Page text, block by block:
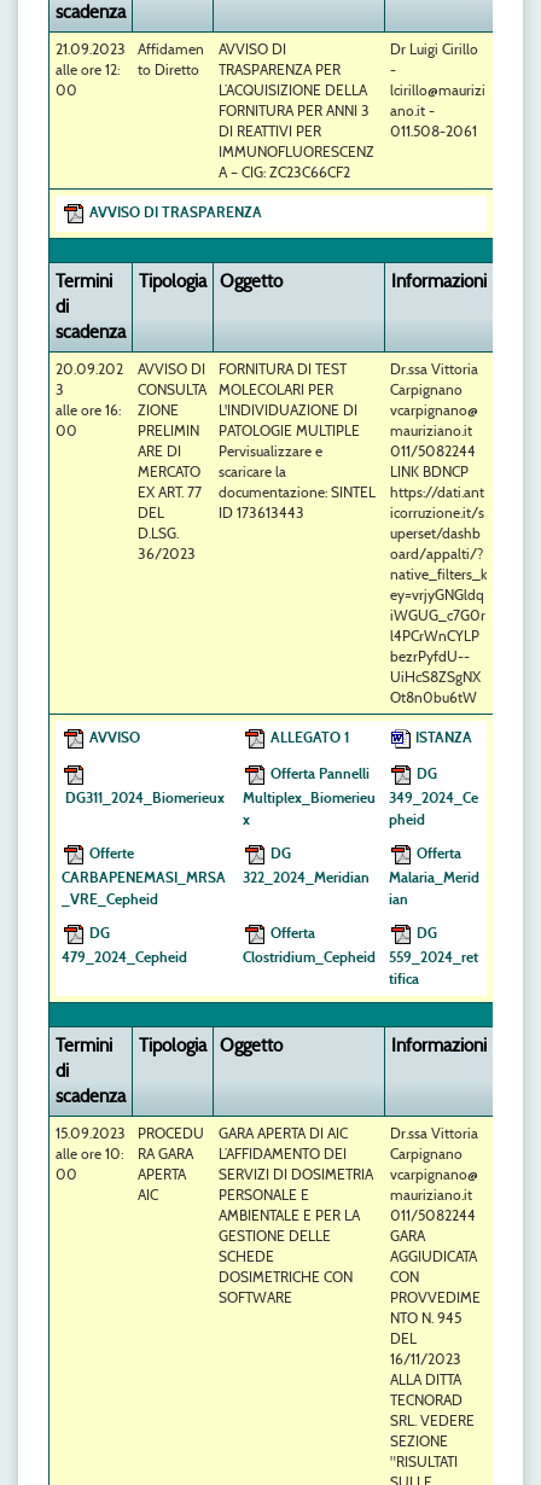
scadenza
21.09.2023
alle ore 12:
00
Affidamen
to Diretto
AVVISO DI
TRASPARENZA PER
L’ACQUISIZIONE DELLA
FORNITURA PER ANNI 3
DI REATTIVI PER
IMMUNOFLUORESCENZ
A – CIG: ZC23C66CF2
Dr Luigi Cirillo
-
lcirillo@maurizi
ano.it -
011.508-2061
AVVISO DI TRASPARENZA
Termini
di
scadenza
Tipologia Oggetto Informazioni
20.09.202
3
alle ore 16:
00
AVVISO DI
CONSULTA
ZIONE
PRELIMIN
ARE DI
MERCATO
EX ART. 77
DEL
D.LSG.
36/2023
FORNITURA DI TEST
MOLECOLARI PER
L'INDIVIDUAZIONE DI
PATOLOGIE MULTIPLE
Pervisualizzare e
scaricare la
documentazione: SINTEL
ID 173613443
Dr.ssa Vittoria
Carpignano
vcarpignano@
mauriziano.it
011/5082244
LINK BDNCP
https://dati.ant
icorruzione.it/s
uperset/dashb
oard/appalti/?
native_filters_k
ey=vrjyGNGldq
iWGUG_c7G0r
l4PCrWnCYLP
bezrPyfdU--
UiHcS8ZSgNX
Ot8n0bu6tW
AVVISO ALLEGATO 1 ISTANZA
DG311_2024_Biomerieux
Offerta Pannelli
Multiplex_Biomerieu
x
DG
349_2024_Ce
pheid
Offerte
CARBAPENEMASI_MRSA
_VRE_Cepheid
DG
322_2024_Meridian
Offerta
Malaria_Merid
ian
DG
479_2024_Cepheid
Offerta
Clostridium_Cepheid
DG
559_2024_ret
tifica
Termini
di
scadenza
Tipologia Oggetto Informazioni
15.09.2023
alle ore 10:
00
PROCEDU
RA GARA
APERTA
AIC
GARA APERTA DI AIC
L’AFFIDAMENTO DEI
SERVIZI DI DOSIMETRIA
PERSONALE E
AMBIENTALE E PER LA
GESTIONE DELLE
SCHEDE
DOSIMETRICHE CON
SOFTWARE
Dr.ssa Vittoria
Carpignano
vcarpignano@
mauriziano.it
011/5082244
GARA
AGGIUDICATA
CON
PROVVEDIME
NTO N. 945
DEL
16/11/2023
ALLA DITTA
TECNORAD
SRL. VEDERE
SEZIONE
"RISULTATI